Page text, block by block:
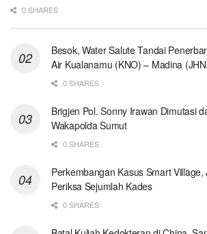
0 SHARES
Besok, Water Salute Tandai
Air Kualanamu (KNO) – Madina
0 SHARES
Brigjen Pol. Sonny Irawan Dimutasi
Wakapolda Sumut
0 SHARES
Perkembangan Kasus Smart
Periksa Sejumlah Kades
0 SHARES